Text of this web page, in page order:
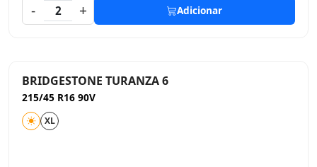
-
2 + Adicionar
BRIDGESTONE TURANZA 6
215/45 R16 90V
XL